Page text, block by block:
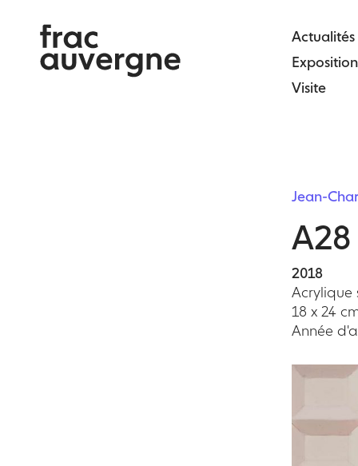
content
Actualités
Visite
Jean-
A28
2018
Acrylique
18 x 24
Année